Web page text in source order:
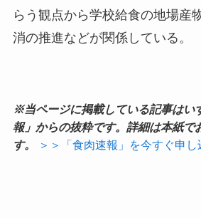
らう観点から学校給食の地場産
消の推進などが関係している。
※当ページに掲載している記事はい
報」からの抜粋です。詳細は本紙で
す。
＞＞「食肉速報」を今すぐ申し